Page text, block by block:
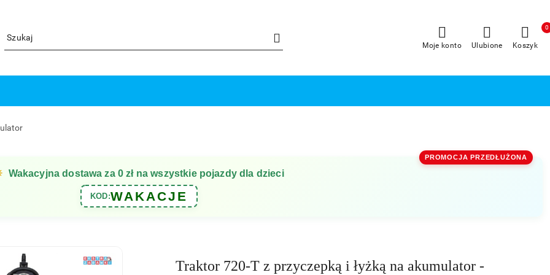
Moje konto Ulubione Koszyk
0
PROMOCJA PRZEDŁUŻONA
Wakacyjna dostawa za 0 zł na wszystkie pojazdy dla dzieci
KOD:WAKACJE
Traktor 720-T z przyczepką i łyżką na akumulator -